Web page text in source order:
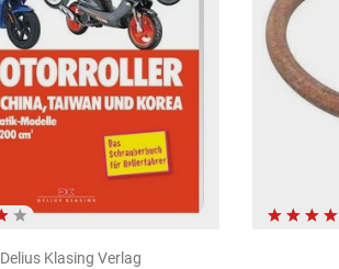
Delius Klasing Verlag